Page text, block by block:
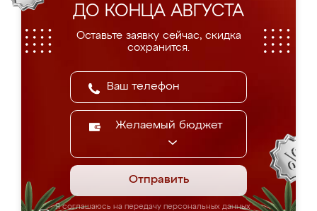
ДО КОНЦА АВГУСТА
Оставьте заявку сейчас, скидка
сохранится.
Желаемый бюджет
Отправить
Я соглашаюсь на передачу персональных данных